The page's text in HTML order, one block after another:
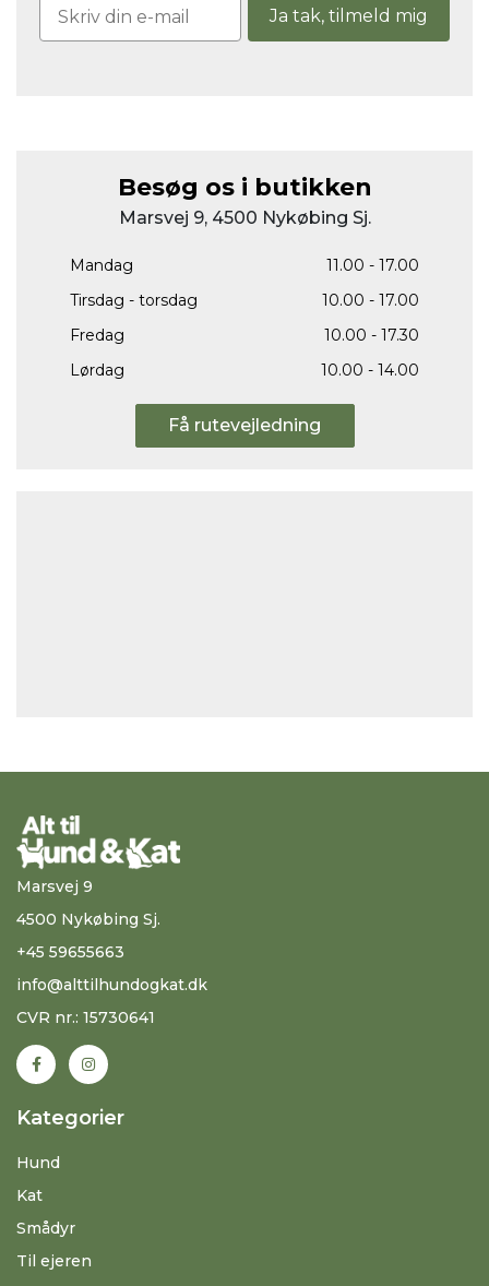
Ja tak, tilmeld mig
Besøg os i butikken
Marsvej 9, 4500 Nykøbing Sj.
Mandag
11.00 - 17.00
Tirsdag - torsdag
10.00 - 17.00
Fredag
10.00 - 17.30
Lørdag
10.00 - 14.00
Få rutevejledning
Marsvej 9
4500 Nykøbing Sj.
+45 59655663
info@alttilhundogkat.dk
CVR nr.: 15730641
Kategorier
Hund
Kat
Smådyr
Til ejeren